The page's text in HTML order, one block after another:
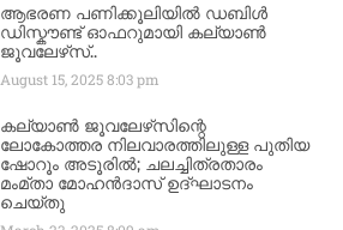
ആഭരണ പണിക്കൂലിയിൽ ഡബിൾ
ഡിസ്കൗണ്ട് ഓഫറുമായി കല്യാൺ
ജൂവലേഴ്‌സ്..
August 15, 20258:03 pm
കല്യാൺ ജൂവലേഴ്‌സിന്റെ
ലോകോത്തര നിലവാരത്തിലുള്ള പുതിയ
ഷോറൂം അടൂരിൽ; ചലച്ചിത്രതാരം
മംമ്താ മോഹൻദാസ് ഉദ്ഘാടനം
ചെയ്‌തു